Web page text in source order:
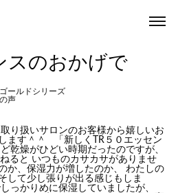
スのおかげで
ールドシリーズ
声
り扱いサロンのお客様から嬉しいお
ます＾＾ 「新しくTR５０エッセン
乾燥がひどい時期だったのですが、
ると いつものカサカサがありませ
か、保湿力が増したのか、 わたしの
して少し張りが出る感じもしま
っかりめに保湿していましたが、